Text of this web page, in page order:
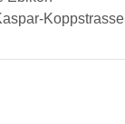
Koppstrasse